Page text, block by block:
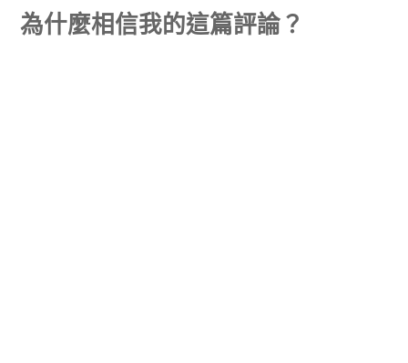
為什麼相信我的這篇評論？